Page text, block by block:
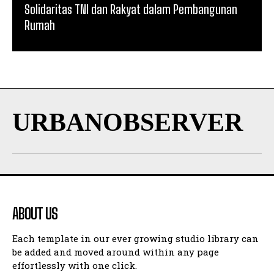
Solidaritas TNI dan Rakyat dalam Pembangunan
Rumah
URBANOBSERVER
ABOUT US
Each template in our ever growing studio library can
be added and moved around within any page
effortlessly with one click.